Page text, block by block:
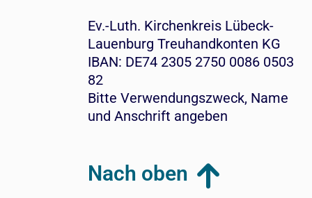
Ev.-Luth. Kirchenkreis Lübeck-
Lauenburg Treuhandkonten KG
IBAN: DE74 2305 2750 0086 0503
82
Bitte Verwendungszweck, Name
und Anschrift angeben
Nach oben